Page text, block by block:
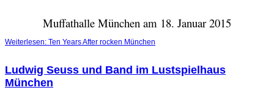
Muffathalle München am 18. Januar 2015
Weiterlesen: Ten Years After rocken München
Ludwig Seuss und Band im Lustspielhaus
München